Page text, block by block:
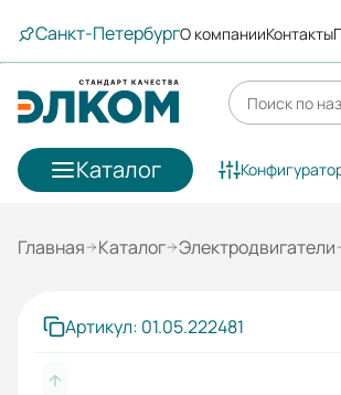
Санкт-ПетербургО компанииКонтакты
Каталог
Главная Каталог Электродвигатели
Артикул: 01.05.222481